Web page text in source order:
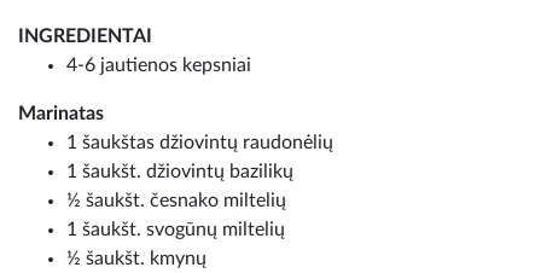
INGREDIENTAI
4-6 jautienos kepsniai
Marinatas
1 šaukštas džiovintų raudonėlių
1 šaukšt. džiovintų bazilikų
½ šaukšt. česnako miltelių
1 šaukšt. svogūnų miltelių
½ šaukšt. kmynų